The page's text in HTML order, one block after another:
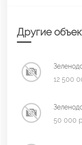
Другие
12 500
50 000